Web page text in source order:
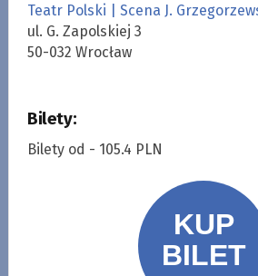
Teatr Polski | Scena J.
ul. G. Zapolskiej 3
50-032 Wrocław
Bilety:
Bilety od - 105.4 PLN